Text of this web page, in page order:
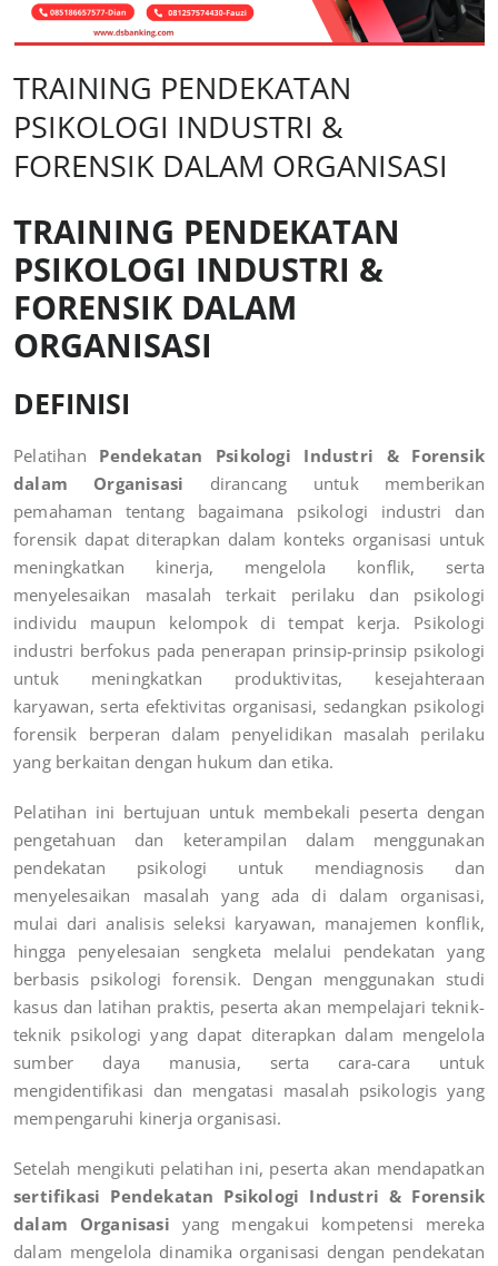
TRAINING PENDEKATAN
PSIKOLOGI INDUSTRI &
FORENSIK DALAM ORGANISASI
TRAINING PENDEKATAN
PSIKOLOGI INDUSTRI &
FORENSIK DALAM
ORGANISASI
DEFINISI
Pelatihan Pendekatan Psikologi Industri & Forensik
dalam Organisasi dirancang untuk memberikan
pemahaman tentang bagaimana psikologi industri dan
forensik dapat diterapkan dalam konteks organisasi untuk
meningkatkan kinerja, mengelola konflik, serta
menyelesaikan masalah terkait perilaku dan psikologi
individu maupun kelompok di tempat kerja. Psikologi
industri berfokus pada penerapan prinsip-prinsip psikologi
untuk meningkatkan produktivitas, kesejahteraan
karyawan, serta efektivitas organisasi, sedangkan psikologi
forensik berperan dalam penyelidikan masalah perilaku
yang berkaitan dengan hukum dan etika.
Pelatihan ini bertujuan untuk membekali peserta dengan
pengetahuan dan keterampilan dalam menggunakan
pendekatan psikologi untuk mendiagnosis dan
menyelesaikan masalah yang ada di dalam organisasi,
mulai dari analisis seleksi karyawan, manajemen konflik,
hingga penyelesaian sengketa melalui pendekatan yang
berbasis psikologi forensik. Dengan menggunakan studi
kasus dan latihan praktis, peserta akan mempelajari teknik-
teknik psikologi yang dapat diterapkan dalam mengelola
sumber daya manusia, serta cara-cara untuk
mengidentifikasi dan mengatasi masalah psikologis yang
mempengaruhi kinerja organisasi.
Setelah mengikuti pelatihan ini, peserta akan mendapatkan
sertifikasi Pendekatan Psikologi Industri & Forensik
dalam Organisasi yang mengakui kompetensi mereka
dalam mengelola dinamika organisasi dengan pendekatan